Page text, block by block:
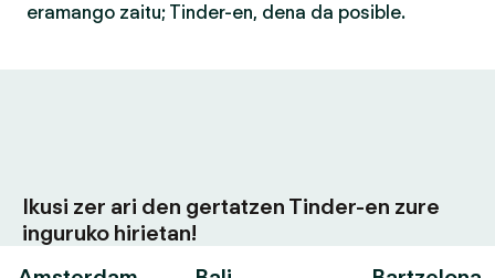
eramango zaitu; Tinder-en, dena da posible.
Ikusi zer ari den gertatzen Tinder-en zure
inguruko hirietan!